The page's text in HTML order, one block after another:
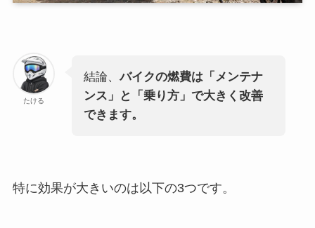
たける
結論、バイクの燃費は「メンテナ
ンス」と「乗り方」で大きく改善
できます。
特に効果が大きいのは以下の3つです。